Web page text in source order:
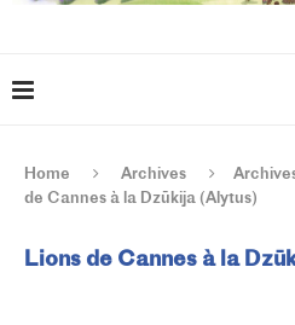
Home Archives
de Cannes à la Dzūkija (Alytus)
Lions de Cannes à la